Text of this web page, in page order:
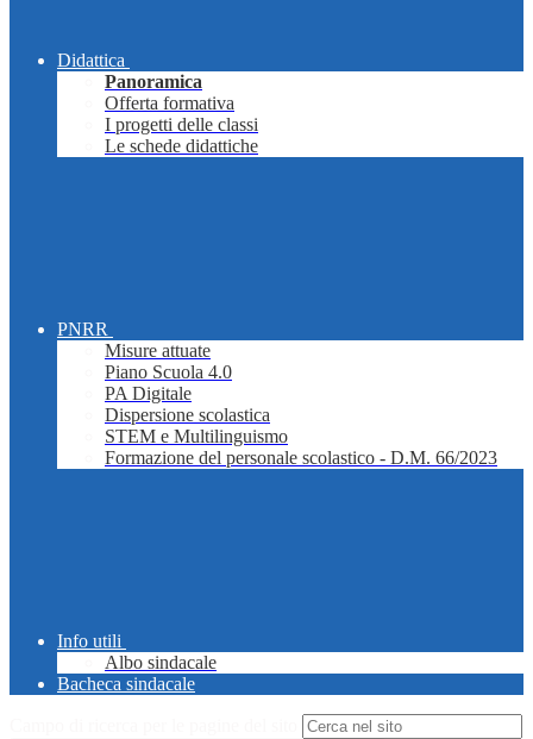
Didattica
Panoramica
Offerta formativa
I progetti delle classi
Le schede didattiche
PNRR
Misure attuate
Piano Scuola 4.0
PA Digitale
Dispersione scolastica
STEM e Multilinguismo
Formazione del personale scolastico - D.M. 66/2023
Info utili
Albo sindacale
Bacheca sindacale